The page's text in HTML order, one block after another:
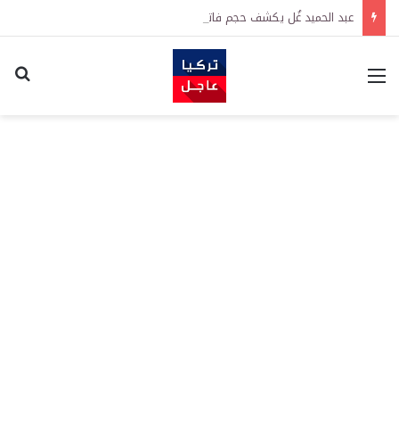
عبد الحميد غُل يكشف حجم فاتورة الإرهاب على اقتصاد تركيا
القائمة